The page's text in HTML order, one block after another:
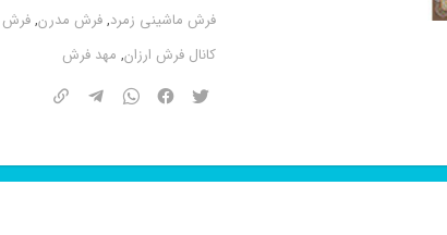
گردویی
۷۰۰
فرش ماشینی زمرد,فرش مدرن,
کانال فرش ارزان, مهد فرش